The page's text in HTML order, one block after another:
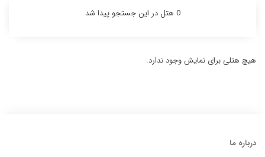
0 هتل در این جستجو پیدا شد
هیچ هتلی برای نمایش وجود ندارد.
درباره ما